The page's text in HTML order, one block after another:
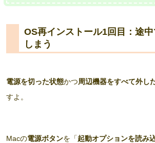
OS再インストール1回目：途
しまう
電源を切った状態かつ周辺機器をすべて外し
すよ。
Macの電源ボタンを「起動オプションを読み